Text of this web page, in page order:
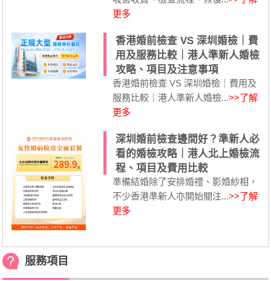
更多
香港婚前檢查 VS 深圳婚檢｜費
用及服務比較｜港人準新人婚檢
攻略、項目及注意事項
香港婚前檢查 VS 深圳婚檢｜費用及
服務比較｜港人準新人婚檢...>>了解
更多
深圳婚前檢查邊間好？準新人必
看的婚檢攻略｜港人北上婚檢流
程、項目及費用比較
準備結婚除了安排婚禮、影婚紗相，
不少香港準新人亦開始關注...>>了解
更多
服務項目